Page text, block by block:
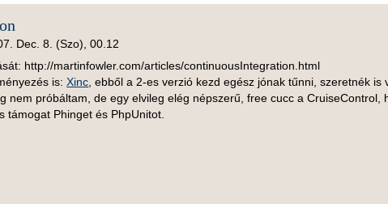
Dec. 8. (Szo), 00.12
http://martinfowler.com/articles/continuousIntegration.html
is:Xinc , ebből a 2-es verzió kezd egész jónak tűnni, szeretnék is
nem próbáltam, de egy elvileg elég népszerű, free cucc a CruiseControl,
támogat Phinget és PhpUnitot.